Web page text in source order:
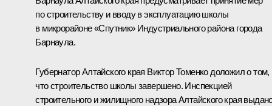
по строительству и вводу в эксплуатацию школы
в микрорайоне «Спутник» Индустриального района города
Барнаула.
Губернатор Алтайского края Виктор Томенко доложил о том,
что строительство школы завершено. Инспекцией
строительного и жилищного надзора Алтайского края